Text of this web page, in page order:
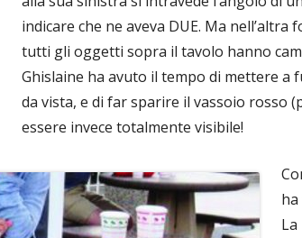
indicare che ne aveva DUE. Ma
tutti gli oggetti sopra il tavolo hanno
Ghislaine ha avuto il tempo di mettere a
da vista, e di far sparire il vassoio rosso
essere invece totalmente visibile!